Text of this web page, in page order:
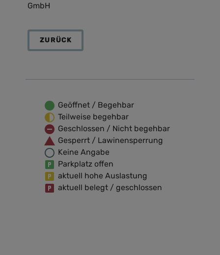
GmbH
ZURÜCK
Geöffnet / Begehbar
Teilweise begehbar
Geschlossen / Nicht begehbar
Gesperrt / Lawinensperrung
Keine Angabe
Parkplatz offen
aktuell hohe Auslastung
aktuell belegt / geschlossen